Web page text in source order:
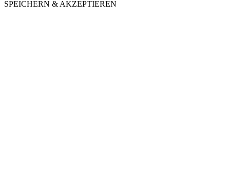
SPEICHERN & AKZEPTIEREN